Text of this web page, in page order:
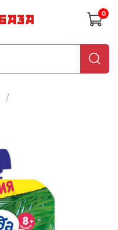
0